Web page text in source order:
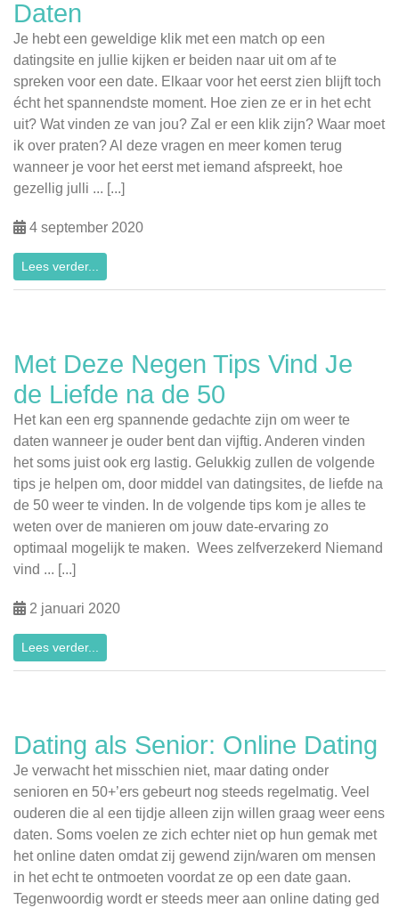
Daten
Je hebt een geweldige klik met een match op een
datingsite en jullie kijken er beiden naar uit om af te
spreken voor een date. Elkaar voor het eerst zien blijft toch
écht het spannendste moment. Hoe zien ze er in het echt
uit? Wat vinden ze van jou? Zal er een klik zijn? Waar moet
ik over praten? Al deze vragen en meer komen terug
wanneer je voor het eerst met iemand afspreekt, hoe
gezellig julli ... [...]
4 september 2020
Lees verder...
Met Deze Negen Tips Vind Je
de Liefde na de 50
Het kan een erg spannende gedachte zijn om weer te
daten wanneer je ouder bent dan vijftig. Anderen vinden
het soms juist ook erg lastig. Gelukkig zullen de volgende
tips je helpen om, door middel van datingsites, de liefde na
de 50 weer te vinden. In de volgende tips kom je alles te
weten over de manieren om jouw date-ervaring zo
optimaal mogelijk te maken. Wees zelfverzekerd Niemand
vind ... [...]
2 januari 2020
Lees verder...
Dating als Senior: Online Dating
Je verwacht het misschien niet, maar dating onder
senioren en 50+’ers gebeurt nog steeds regelmatig. Veel
ouderen die al een tijdje alleen zijn willen graag weer eens
daten. Soms voelen ze zich echter niet op hun gemak met
het online daten omdat zij gewend zijn/waren om mensen
in het echt te ontmoeten voordat ze op een date gaan.
Tegenwoordig wordt er steeds meer aan online dating ged